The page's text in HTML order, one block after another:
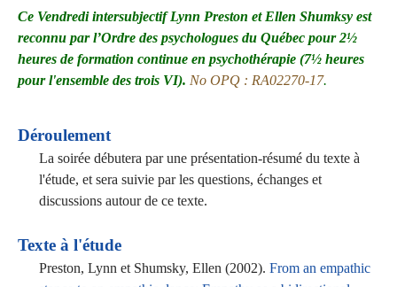
Ce Vendredi intersubjectif Lynn Preston et Ellen Shumksy est
reconnu par l’Ordre des psychologues du Québec pour 2½
heures de formation continue en psychothérapie (7½ heures
pour l'ensemble des trois VI). No OPQ : RA02270-17.
Déroulement
La soirée débutera par une présentation-résumé du texte à
l'étude, et sera suivie par les questions, échanges et
discussions autour de ce texte.
Texte à l'étude
Preston, Lynn et Shumsky, Ellen (2002). From an empathic